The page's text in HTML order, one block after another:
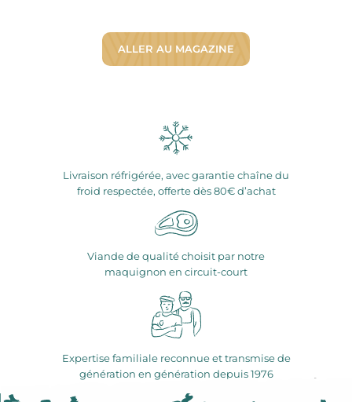
ALLER AU MAGAZINE
Livraison réfrigérée, avec garantie chaîne du
froid respectée, offerte dès 80€ d’achat
Viande de qualité choisit par notre
maquignon en circuit-court
Expertise familiale reconnue et transmise de
génération en génération depuis 1976